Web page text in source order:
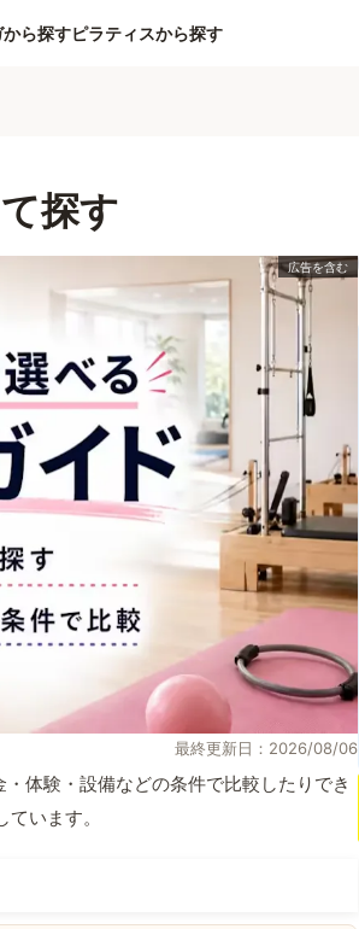
から探すピラティスから探す
探す
最終更新日：2026/08/06
体験・設備などの条件で比較したりでき
います。